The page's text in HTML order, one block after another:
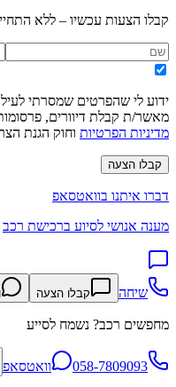
קבלו הצעות עכשיו – ללא
ידוע לי שהפרטים שמסרתי לעיל
מאשר/ת קבלת דיוורים,
מדיניות הפרטיות וחוק הגנת
קבלו הצעה
דברו איתנו בוואטסאפ
מענה אנושי לסיוע ברכישת רכב
שיחה קבלו הצעה
מחפשים רכב? נשמח לסייע
058-7809093 וואטסאפ